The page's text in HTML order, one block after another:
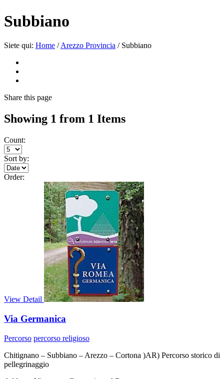
Subbiano
Siete qui: Home / Arezzo Provincia / Subbiano
Share this page
Showing 1 from 1 Items
Count:
Sort by:
Order:
View Detail
Via Germanica
Percorso percorso religioso
Chitignano – Subbiano – Arezzo – Cortona )AR) Percorso storico di
pellegrinaggio